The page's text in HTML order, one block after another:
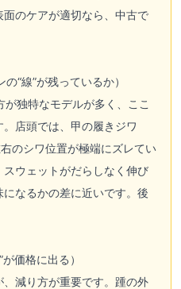
のケアが適切なら、中古で
“線”が残っているか）
独特なモデルが多く、ここ
店頭では、甲の履きジワ
のシワ位置が極端にズレてい
ウェットがだらしなく伸び
なるかの差に近いです。後
価格に出る）
減り方が重要です。踵の外